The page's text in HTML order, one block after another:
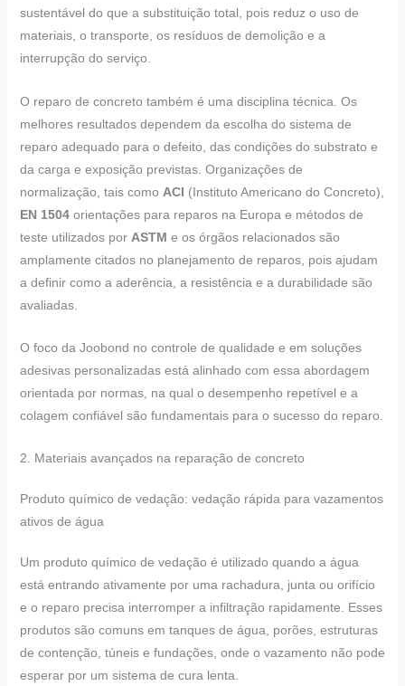
sustentável do que a substituição total, pois reduz o uso de
materiais, o transporte, os resíduos de demolição e a
interrupção do serviço.
O reparo de concreto também é uma disciplina técnica. Os
melhores resultados dependem da escolha do sistema de
reparo adequado para o defeito, das condições do substrato e
da carga e exposição previstas. Organizações de
normalização, tais como ACI (Instituto Americano do Concreto),
EN 1504orientações para reparos na Europa e métodos de
teste utilizados por ASTM e os órgãos relacionados são
amplamente citados no planejamento de reparos, pois ajudam
a definir como a aderência, a resistência e a durabilidade são
avaliadas.
O foco da Joobond no controle de qualidade e em soluções
adesivas personalizadas está alinhado com essa abordagem
orientada por normas, na qual o desempenho repetível e a
colagem confiável são fundamentais para o sucesso do reparo.
2. Materiais avançados na reparação de concreto
Produto químico de vedação: vedação rápida para vazamentos
ativos de água
Um produto químico de vedação é utilizado quando a água
está entrando ativamente por uma rachadura, junta ou orifício
e o reparo precisa interromper a infiltração rapidamente. Esses
produtos são comuns em tanques de água, porões, estruturas
de contenção, túneis e fundações, onde o vazamento não pode
esperar por um sistema de cura lenta.